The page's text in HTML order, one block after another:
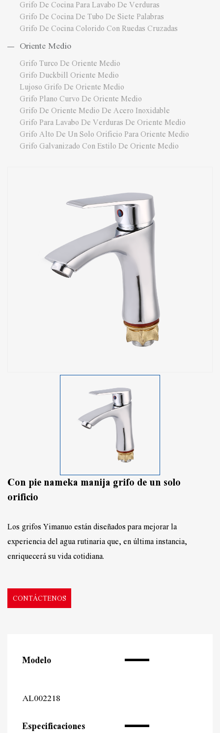
Grifo De Cocina Para Lavabo De Verduras
Grifo De Cocina De Tubo De Siete Palabras
Grifo De Cocina Colorido Con Ruedas Cruzadas
Oriente Medio
Grifo Turco De Oriente Medio
Grifo Duckbill Oriente Medio
Lujoso Grifo De Oriente Medio
Grifo Plano Curvo De Oriente Medio
Grifo De Oriente Medio De Acero Inoxidable
Grifo Para Lavabo De Verduras De Oriente Medio
Grifo Alto De Un Solo Orificio Para Oriente Medio
Grifo Galvanizado Con Estilo De Oriente Medio
Con pie nameka manija grifo de un solo
orificio
Los grifos Yimanuo están diseñados para mejorar la
experiencia del agua rutinaria que, en última instancia,
enriquecerá su vida cotidiana.
CONTÁCTENOS
Modelo
AL002218
Especificaciones